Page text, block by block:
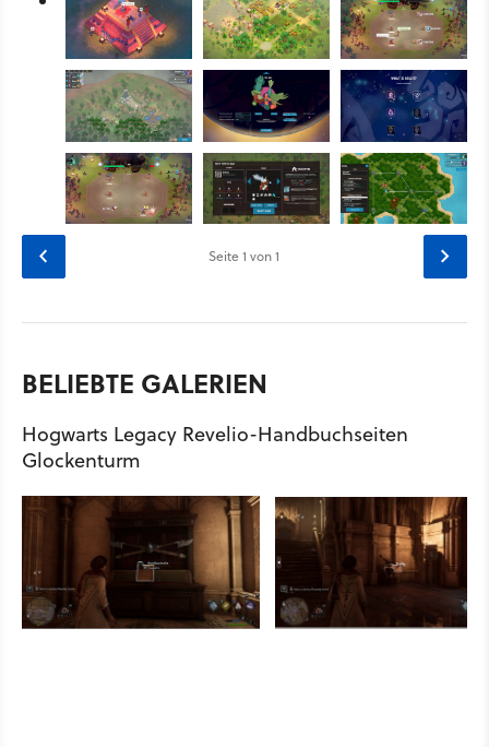
Seite1 von 1
BELIEBTE GALERIEN
Hogwarts Legacy Revelio-Handbuchseiten
Glockenturm